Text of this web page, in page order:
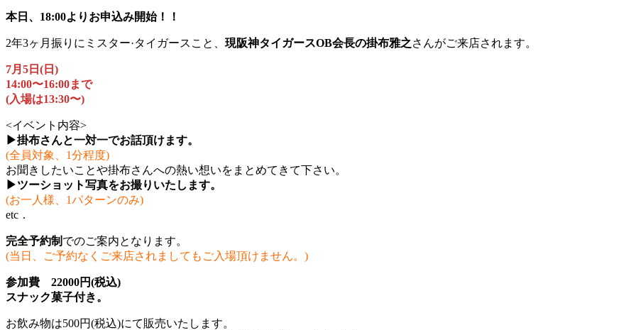
本日、18:00よりお申込み開始！！
2年3ヶ月振りにミスター·タイガースこと、 現阪神タイガースOB会長の掛布雅之さんがご来店されます。
7月5日(日)
14:00〜16:00まで
(入場は13:30〜)
<イベント内容>
▶掛布さんと一対一でお話頂けます。
(全員対象、1分程度)
お聞きしたいことや掛布さんへの熱い想いをまとめてきて下さい。
▶ツーショット写真をお撮りいたします。
(お一人様、1パターンのみ)
etc．
完全予約制 でのご案内となります。
(当日、ご予約なくご来店されましてもご入場頂けません。)
参加費 22000円(税込)
スナック菓子付き。
お飲み物は500円(税込)にて販売いたします。